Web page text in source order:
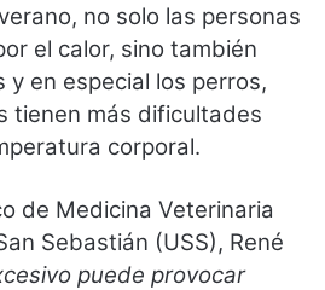
no solo las personas
el calor, sino también
en especial los perros,
tienen más dificultades
corporal.
de Medicina Veterinaria
Sebastián (USS), René
puede provocar